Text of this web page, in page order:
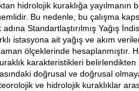
hidrolojik kuraklığa yayılmanın
Bu nedenle, bu çalışma
Standartlaştırılmış Yağış
istasyona ait yağış ve akım
ölçeklerinde hesaplanmıştır.
karakteristikleri belirlendikten
doğrusal ve doğrusal
ve hidrolojik kuraklıklar